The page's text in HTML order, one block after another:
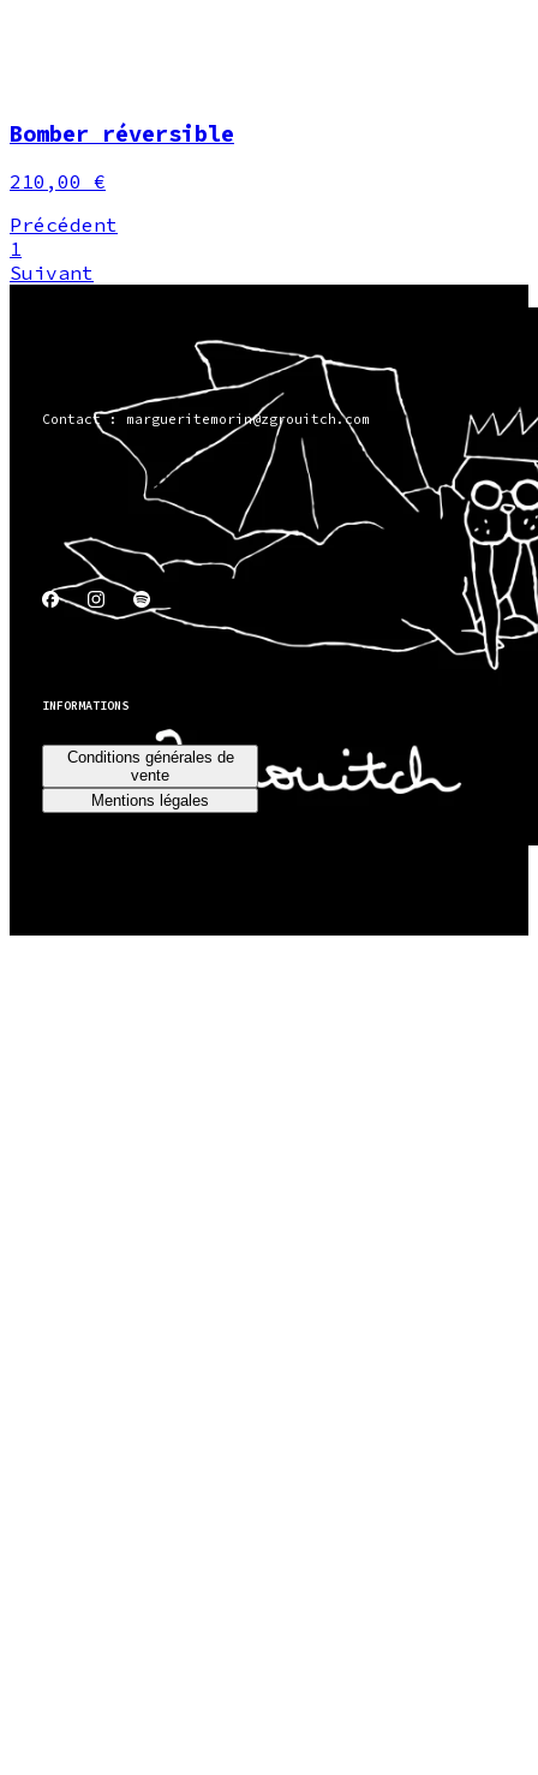
Bomber réversible
210,00 €
Précédent
1
Suivant
INFORMATIONS
Conditions générales de
vente
Mentions légales
Contact : margueritemorin@zgrouitch.com